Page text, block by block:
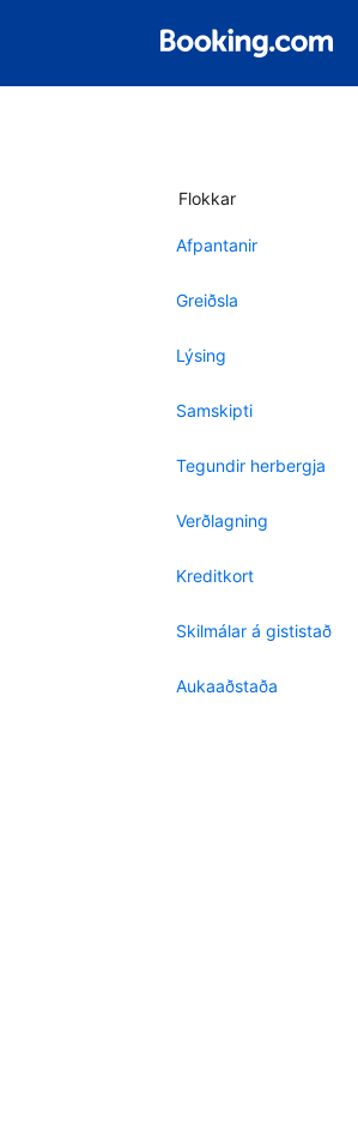
Flokkar
Afpantanir
Greiðsla
Lýsing
Samskipti
Tegundir herbergja
Verðlagning
Kreditkort
Skilmálar á gististað
Aukaaðstaða